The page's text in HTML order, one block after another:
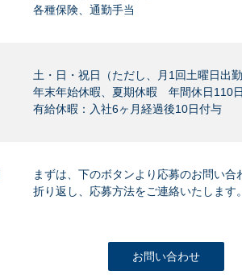
各種保険、通勤手当
土・日・祝日（ただし、月1回土曜日出
年末年始休暇、夏期休暇 年間休日110
有給休暇：入社6ヶ月経過後10日付与
まずは、下のボタンより応募のお問い
折り返し、応募方法をご連絡いたします
お問い合わせ